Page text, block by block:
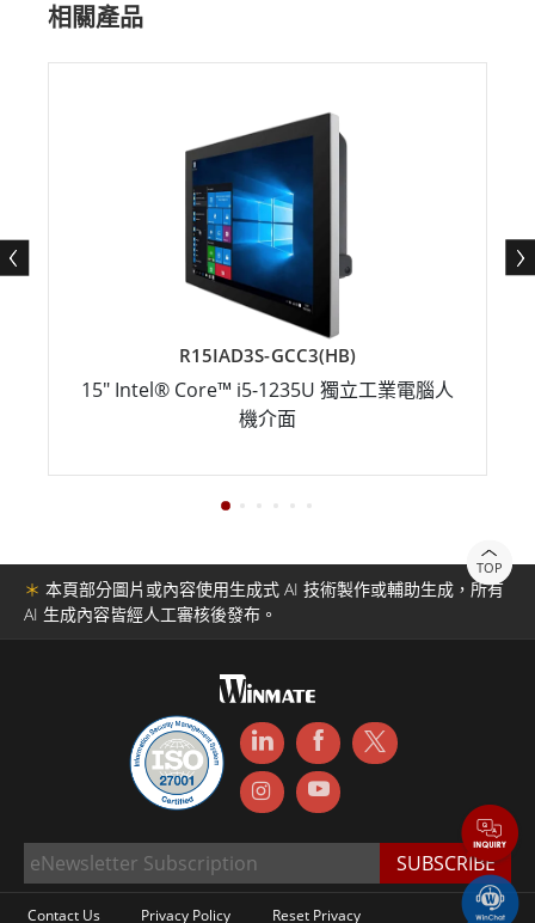
相關產品
R15IAD3S-GCC3(HB)
15" Intel® Core™ i5-1235U 獨立工業電腦人
機介面
TOP
＊ 本頁部分圖片或內容使用生成式 AI 技術製作或輔助生成，所有
AI 生成內容皆經人工審核後發布。
Contact Us Privacy Policy Reset Privacy